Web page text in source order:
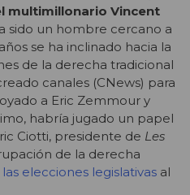
multimillonario Vincent
sido un hombre cercano a
se ha inclinado hacia la
de la derecha tradicional
canales (CNews) para
a Eric Zemmour y
habría jugado un papel
Ciotti, presidente de Les
de la derecha
elecciones legislativas al